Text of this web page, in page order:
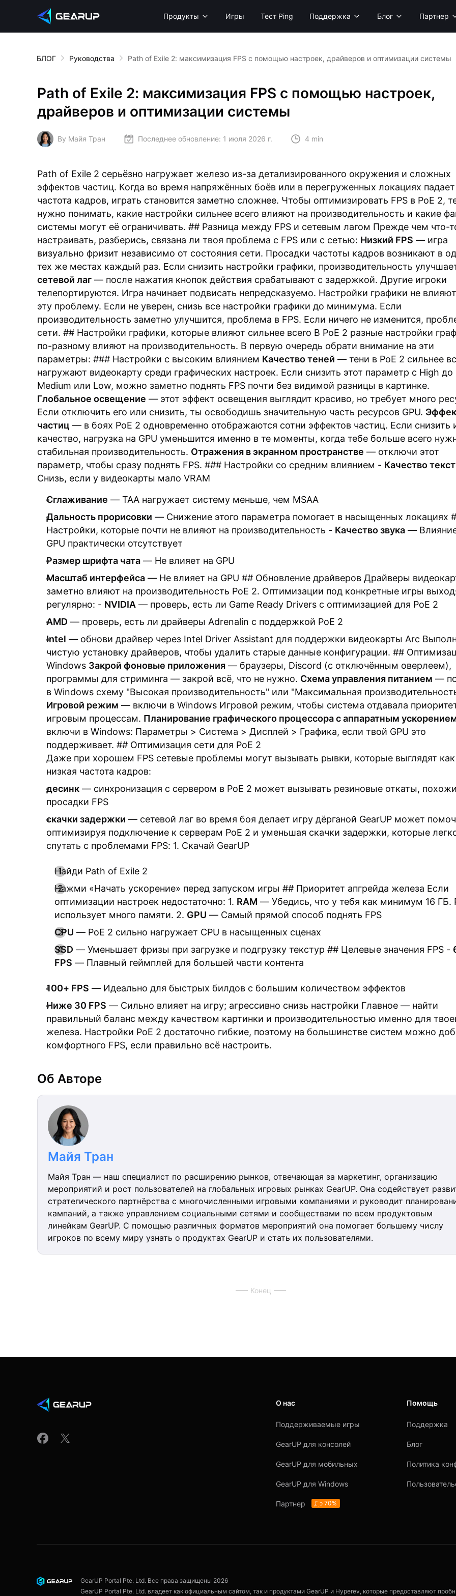
Продукты Игры Тест Ping Поддержка Блог Партнер
БЛОГ Руководства Path of Exile 2: максимизация FPS с помощью настроек, драйверов и оптимизации системы
Path of Exile 2: максимизация FPS с помощью настроек,
драйверов и оптимизации системы
By Майя Тран Последнее обновление: 1 июля 2026 г. 4 min
Path of Exile 2 серьёзно нагружает железо из-за детализированного окружения и сложных
эффектов частиц. Когда во время напряжённых боёв или в перегруженных локациях падает
частота кадров, играть становится заметно сложнее. Чтобы оптимизировать FPS в PoE 2,
нужно понимать, какие настройки сильнее всего влияют на производительность и какие
системы могут её ограничивать. ## Разница между FPS и сетевым лагом Прежде чем что-
настраивать, разберись, связана ли твоя проблема с FPS или с сетью: Низкий FPS — игра
визуально фризит независимо от состояния сети. Просадки частоты кадров возникают в
тех же местах каждый раз. Если снизить настройки графики, производительность
сетевой лаг — после нажатия кнопок действия срабатывают с задержкой. Другие игроки
телепортируются. Игра начинает подвисать непредсказуемо. Настройки графики не
эту проблему. Если не уверен, снизь все настройки графики до минимума. Если
производительность заметно улучшится, проблема в FPS. Если ничего не изменится,
сети. ## Настройки графики, которые влияют сильнее всего В PoE 2 разные настройки
по-разному влияют на производительность. В первую очередь обрати внимание на эти
параметры: ### Настройки с высоким влиянием Качество теней — тени в PoE 2 сильнее
нагружают видеокарту среди графических настроек. Если снизить этот параметр с High до
Medium или Low, можно заметно поднять FPS почти без видимой разницы в картинке.
Глобальное освещение — этот эффект освещения выглядит красиво, но требует много
Если отключить его или снизить, ты освободишь значительную часть ресурсов GPU.
частиц — в боях PoE 2 одновременно отображаются сотни эффектов частиц. Если снизить
качество, нагрузка на GPU уменьшится именно в те моменты, когда тебе больше всего
стабильная производительность. Отражения в экранном пространстве — отключи этот
параметр, чтобы сразу поднять FPS. ### Настройки со средним влиянием - Качество
Снизь, если у видеокарты мало VRAM
Сглаживание — TAA нагружает систему меньше, чем MSAA
Дальность прорисовки — Снижение этого параметра помогает в насыщенных локациях
Настройки, которые почти не влияют на производительность - Качество звука —
GPU практически отсутствует
Размер шрифта чата — Не влияет на GPU
Масштаб интерфейса — Не влияет на GPU ## Обновление драйверов Драйверы
заметно влияют на производительность PoE 2. Оптимизации под конкретные игры
регулярно: - NVIDIA — проверь, есть ли Game Ready Drivers с оптимизацией для PoE 2
AMD — проверь, есть ли драйверы Adrenalin с поддержкой PoE 2
Intel — обнови драйвер через Intel Driver Assistant для поддержки видеокарты Arc
чистую установку драйверов, чтобы удалить старые данные конфигурации. ##
Windows Закрой фоновые приложения — браузеры, Discord (с отключённым оверлеем),
программы для стриминга — закрой всё, что не нужно. Схема управления питанием —
в Windows схему "Высокая производительность" или "Максимальная
Игровой режим — включи в Windows Игровой режим, чтобы система отдавала
игровым процессам. Планирование графического процессора с аппаратным
включи в Windows: Параметры > Система > Дисплей > Графика, если твой GPU это
поддерживает. ## Оптимизация сети для PoE 2
Даже при хорошем FPS сетевые проблемы могут вызывать рывки, которые выглядят как
низкая частота кадров:
десинк — синхронизация с сервером в PoE 2 может вызывать резиновые откаты,
просадки FPS
скачки задержки — сетевой лаг во время боя делает игру дёрганой GearUP может
оптимизируя подключение к серверам PoE 2 и уменьшая скачки задержки, которые
спутать с проблемами FPS: 1. Скачай GearUP
Найди Path of Exile 2
Нажми «Начать ускорение» перед запуском игры ## Приоритет апгрейда железа Если
оптимизации настроек недостаточно: 1. RAM — Убедись, что у тебя как минимум 16 ГБ.
использует много памяти. 2. GPU — Самый прямой способ поднять FPS
CPU — PoE 2 сильно нагружает CPU в насыщенных сценах
SSD — Уменьшает фризы при загрузке и подгрузку текстур ## Целевые значения FPS -
FPS — Плавный геймплей для большей части контента
100+ FPS — Идеально для быстрых билдов с большим количеством эффектов
Ниже 30 FPS — Сильно влияет на игру; агрессивно снизь настройки Главное — найти
правильный баланс между качеством картинки и производительностью именно для
железа. Настройки PoE 2 достаточно гибкие, поэтому на большинстве систем можно
комфортного FPS, если правильно всё настроить.
Об Авторе
Майя Тран
Майя Тран — наш специалист по расширению рынков, отвечающая за маркетинг, организацию
мероприятий и рост пользователей на глобальных игровых рынках GearUP. Она содействует
стратегического партнёрства с многочисленными игровыми компаниями и руководит
кампаний, а также управлением социальными сетями и сообществами по всем продуктовым
линейкам GearUP. С помощью различных форматов мероприятий она помогает большему числу
игроков по всему миру узнать о продуктах GearUP и стать их пользователями.
Конец
О нас
Поддерживаемые игры
GearUP для консолей
GearUP для мобильных
GearUP для Windows
Партнер До 70%
Помощь
Поддержка
Блог
Политика
GearUP Portal Pte. Ltd. Все права защищены 2026
GearUP Portal Pte. Ltd. владеет как официальным сайтом, так и продуктами GearUP и Hyperev, которые предоставляют